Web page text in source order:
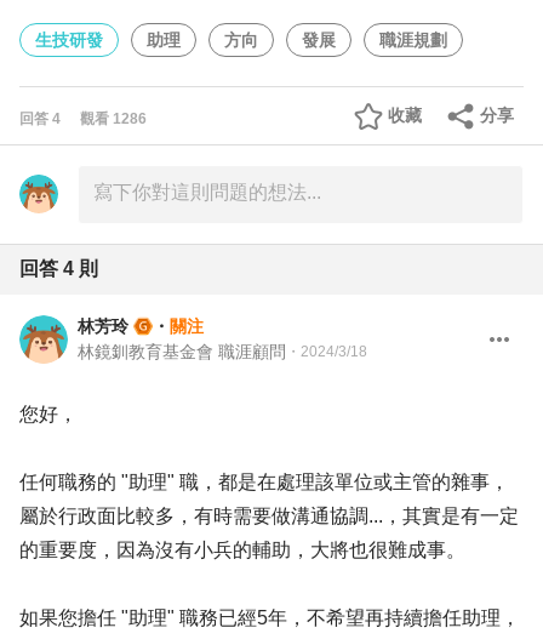
生技研發 助理 方向 發展 職涯規劃
回答 4 觀看 1286 分享
收藏
回答 4 則
林芳玲 ・ 關注
林鏡釧教育基金會 職涯顧問 ・ 2024/3/18
您好，
任何職務的 "助理" 職，都是在處理該單位或主管的雜事，
屬於行政面比較多，有時需要做溝通協調...，其實是有一定
的重要度，因為沒有小兵的輔助，大將也很難成事。
如果您擔任 "助理" 職務已經5年，不希望再持續擔任助理，